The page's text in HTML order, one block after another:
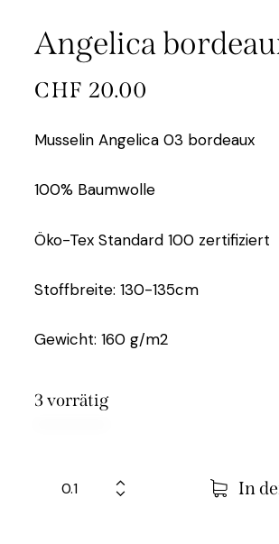
Angelica
CHF 20.00
Musselin Angelica 03 bordeaux
100% Baumwolle
Öko-Tex Standard 100 zertifiziert
Stoffbreite: 130-135cm
Gewicht: 160 g/m2
3 vorrätig
In